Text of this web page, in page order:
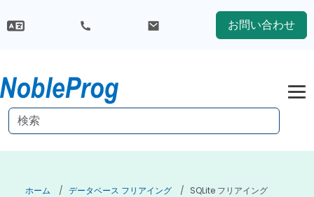
お問い合わせ
ホーム データベース フリアイング SQLite フリアイング